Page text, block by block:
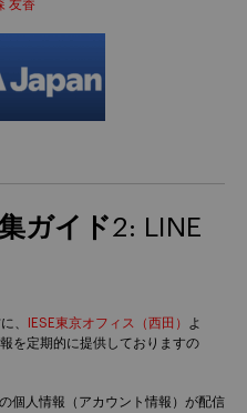
友香
ガイド2: LINE
、 IESE東京オフィス（西田）
よ
を定期的に提供しておりますの
個人情報（アカウント情報）が配信